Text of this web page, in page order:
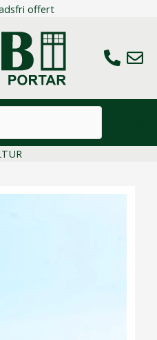
offert
Ring oss
Maila